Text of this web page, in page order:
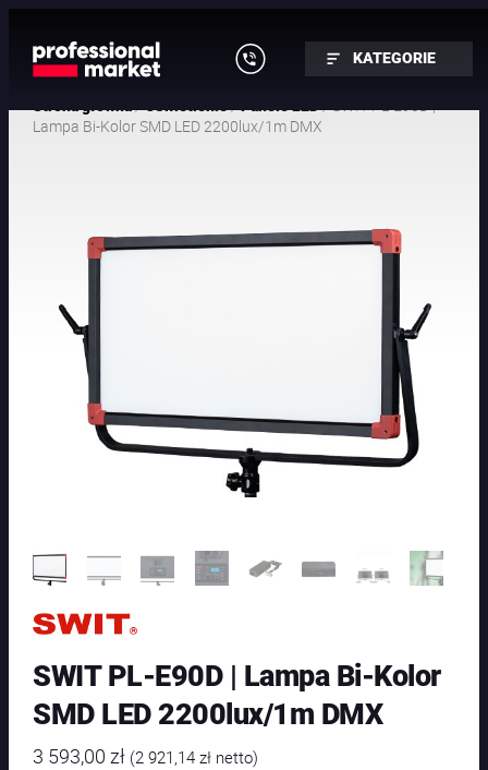
KATEGORIE
/ /
/ SWIT PL-E90D |
Lampa Bi-Kolor SMD LED 2200lux/1m DMX
SWIT PL-E90D | Lampa Bi-Kolor
SMD LED 2200lux/1m DMX
3 593,00 zł (2 921,14zł netto)